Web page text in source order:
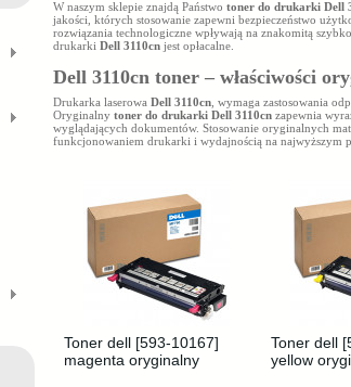
W naszym sklepie znajdą Państwo toner do drukarki Dell
jakości, których stosowanie zapewni bezpieczeństwo
rozwiązania technologiczne wpływają na znakomitą
drukarki Dell 3110cn jest opłacalne.
Dell 3110cn toner – właściwości
Drukarka laserowa Dell 3110cn , wymaga zastosowania
Oryginalny toner do drukarki Dell 3110cn zapewnia
wyglądających dokumentów. Stosowanie oryginalnych
funkcjonowaniem drukarki i wydajnością na najwyższym
Toner dell [593-10167]
magenta oryginalny
Toner dell
yellow